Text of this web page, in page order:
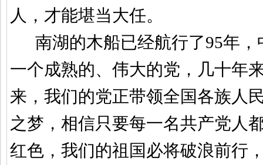
人，才能堪当大任。
南湖的木船已经航行了95年，
一个成熟的、伟大的党，几十年
来，我们的党正带领全国各族人
之梦，相信只要每一名共产党人
红色，我们的祖国必将破浪前行